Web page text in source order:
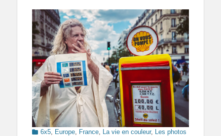
Categories
6x5 Europe France La vie en couleur, Les photos